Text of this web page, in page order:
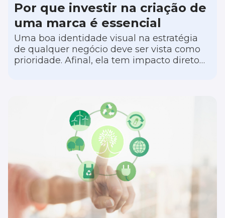
Por que investir na criação de
uma marca é essencial
Uma boa identidade visual na estratégia
de qualquer negócio deve ser vista como
prioridade. Afinal, ela tem impacto direto